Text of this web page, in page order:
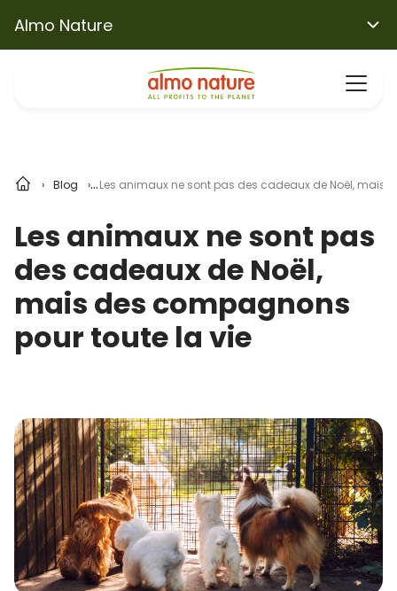
Almo Nature
Blog Les animaux ne sont pas des cadeaux de Noël, mais
Les animaux ne sont pas
des cadeaux de Noël,
mais des compagnons
pour toute la vie